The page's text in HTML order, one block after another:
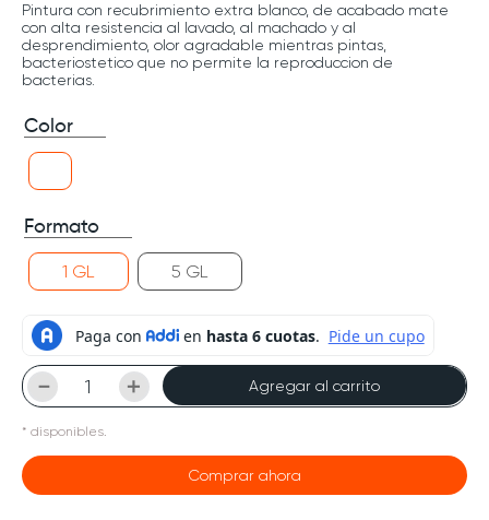
Pintura con recubrimiento extra blanco, de acabado mate
con alta resistencia al lavado, al machado y al
desprendimiento, olor agradable mientras pintas,
bacteriostetico que no permite la reproduccion de
bacterias.
Color
Formato
1 GL 5 GL
＋
－ Agregar al carrito
* disponibles.
Comprar ahora